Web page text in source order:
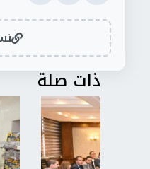
نسخ
ذات صلة